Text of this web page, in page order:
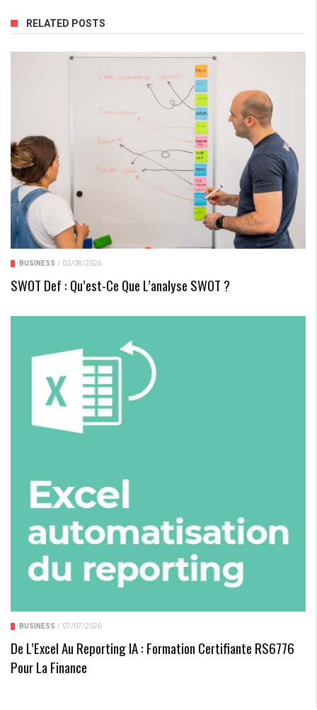
RELATED POSTS
BUSINESS / 02/08/2026
SWOT Def : Qu’est-Ce Que L’analyse SWOT ?
BUSINESS / 07/07/2026
De L’Excel Au Reporting IA : Formation Certifiante RS6776
Pour La Finance